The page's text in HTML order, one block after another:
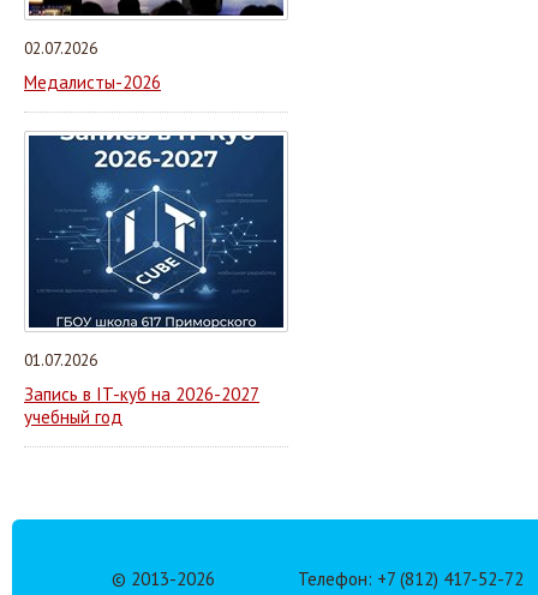
02.07.2026
Медалисты-2026
01.07.2026
Запись в IT-куб на 2026-2027
учебный год
© 2013-2026 Телефон: +7 (812) 417-52-72